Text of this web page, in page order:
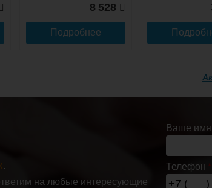
8 528
Подробнее
угловой 1/2 Х 3/4 г/
Комплект
подключения
.
на любые интересующие
Ваше имя
Телефон